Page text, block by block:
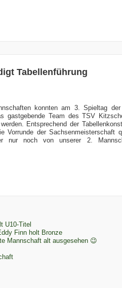
Tabellenführung
konnten am 3. Spieltag
gastgebende Team des TSV
Entsprechend der
Vorrunde der Sachsenmeisterschaft
nur noch von unserer 2.
U10-Titel
Finn holt Bronze
Mannschaft alt ausgesehen 😉